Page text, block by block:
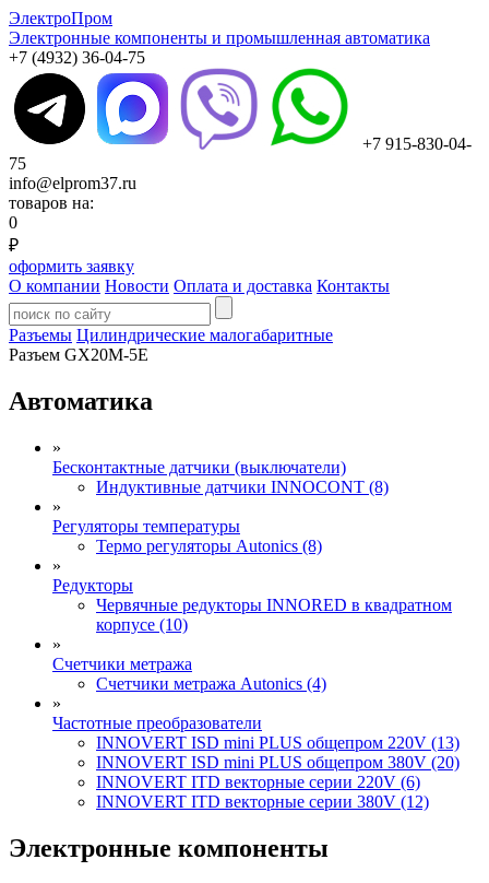
ЭлектроПром
Электронные компоненты и промышленная автоматика
+7 (4932) 36-04-75
+7 915-830-04-
75
info@elprom37.ru
товаров на:
0
₽
оформить заявку
О компании Новости Оплата и доставка Контакты
Разъемы Цилиндрические малогабаритные
Разъем GX20M-5E
Автоматика
»
Бесконтактные датчики (выключатели)
Индуктивные датчики INNOCONT (8)
»
Регуляторы температуры
Термо регуляторы Autonics (8)
»
Редукторы
Червячные редукторы INNORED в квадратном
корпусе (10)
»
Счетчики метража
Счетчики метража Autonics (4)
»
Частотные преобразователи
INNOVERT ISD mini PLUS общепром 220V (13)
INNOVERT ISD mini PLUS общепром 380V (20)
INNOVERT ITD векторные серии 220V (6)
INNOVERT ITD векторные серии 380V (12)
Электронные компоненты